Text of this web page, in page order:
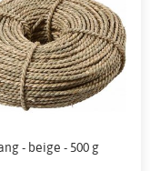
- beige - 500 g